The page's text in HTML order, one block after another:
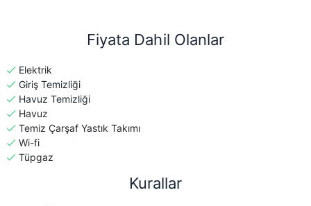
Fiyata Dahil Olanlar
Elektrik
Giriş Temizliği
Havuz Temizliği
Havuz
Temiz Çarşaf Yastık Takımı
Wi-fi
Tüpgaz
Kurallar